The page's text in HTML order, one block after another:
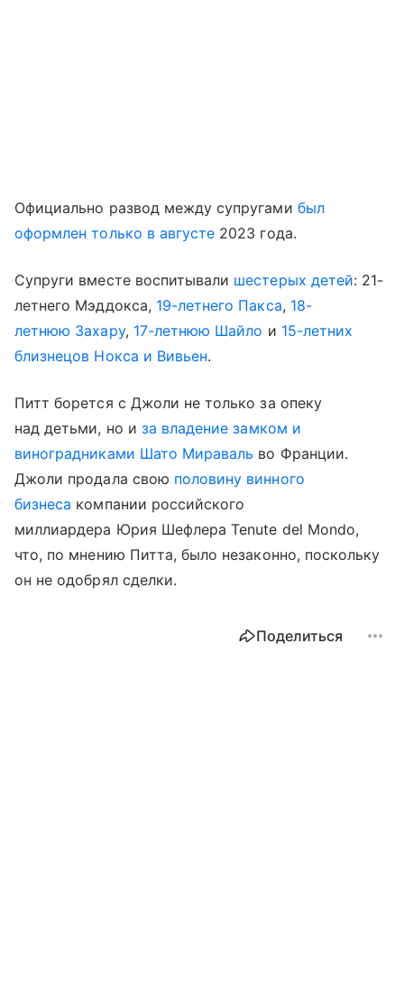
Официально развод между супругами был
оформлен только в августе 2023 года.
Супруги вместе воспитывали шестерых детей: 21-
летнего Мэддокса, 19-летнего Пакса, 18-
летнюю Захару, 17-летнюю Шайло и 15-летних
близнецов Нокса и Вивьен.
Питт борется с Джоли не только за опеку
над детьми, но и за владение замком и
виноградниками Шато Мираваль во Франции.
Джоли продала свою половину винного
бизнеса компании российского
миллиардера Юрия Шефлера Tenute del Mondo,
что, по мнению Питта, было незаконно, поскольку
он не одобрял сделки.
Поделиться